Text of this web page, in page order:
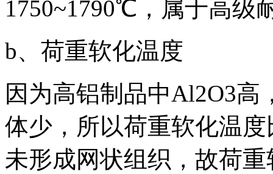
1750~1790℃，属于高级
b、荷重软化温度
因为高铝制品中Al2O3
体少，所以荷重软化温
未形成网状组织，故荷